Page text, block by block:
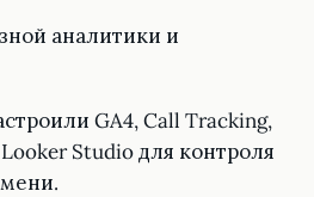
аналитики и
GA4, Call Tracking,
Studio для контроля